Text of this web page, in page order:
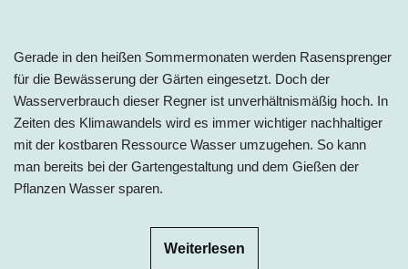
Gerade in den heißen Sommermonaten werden Rasensprenger
für die Bewässerung der Gärten eingesetzt. Doch der
Wasserverbrauch dieser Regner ist unverhältnismäßig hoch. In
Zeiten des Klimawandels wird es immer wichtiger nachhaltiger
mit der kostbaren Ressource Wasser umzugehen. So kann
man bereits bei der Gartengestaltung und dem Gießen der
Pflanzen Wasser sparen.
Weiterlesen